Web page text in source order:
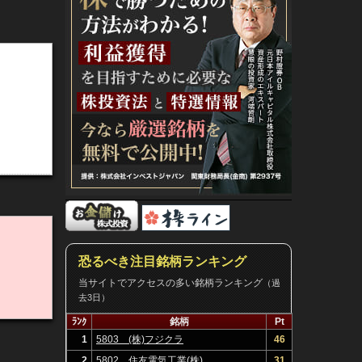
恐るべき注目銘柄ランキング
当サイトでアクセスの多い銘柄ランキング（過
去3日）
ﾗﾝｸ 銘柄
Pt
1
5803 (株)フジクラ
46